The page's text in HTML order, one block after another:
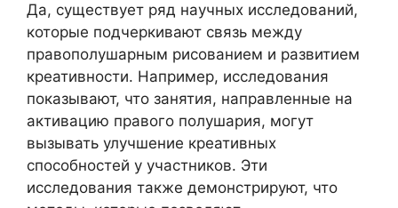
Да, существует ряд научных исследований,
которые подчеркивают связь между
правополушарным рисованием и развитием
креативности. Например, исследования
показывают, что занятия, направленные на
активацию правого полушария, могут
вызывать улучшение креативных
способностей у участников. Эти
исследования также демонстрируют, что